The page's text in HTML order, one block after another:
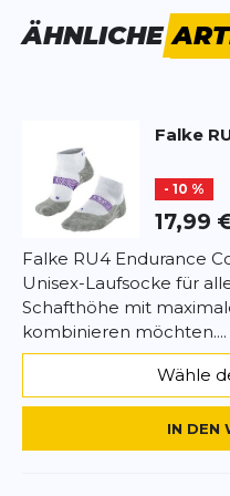
Laufgefühl.
Highlights:
Kühlende
Anatomische
Die Falke RU4
für Läuferinnen und
atmungsaktive und
suchen.
Rezension
Rezension
*Pflichtfelder
BEWERTUNG
Dieses Formular ist durch
ÄHNLICHE
Falke
- 10 %
17,99
Falke RU4 Endurance
Unisex-Laufsocke für
Schafthöhe mit
kombinieren möchten....
Wähle
IN DEN